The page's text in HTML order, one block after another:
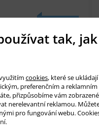
Přidat do košíku
tak, jak
cookies, které se
preferenčním a reklamním
přizpůsobíme vám zobrazené
nerelevantní reklamou.
pro fungování webu.